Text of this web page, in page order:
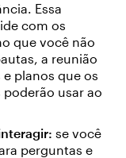
Essa
com os
que você não
a reunião
planos que os
usar ao
se você
perguntas e